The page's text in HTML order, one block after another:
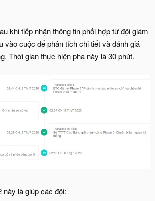
khi tiếp nhận thông tin phối hợp từ đội giám
vào cuộc để phân tích chi tiết và đánh giá
Thời gian thực hiện pha này là 30 phút.
này là giúp các đội: